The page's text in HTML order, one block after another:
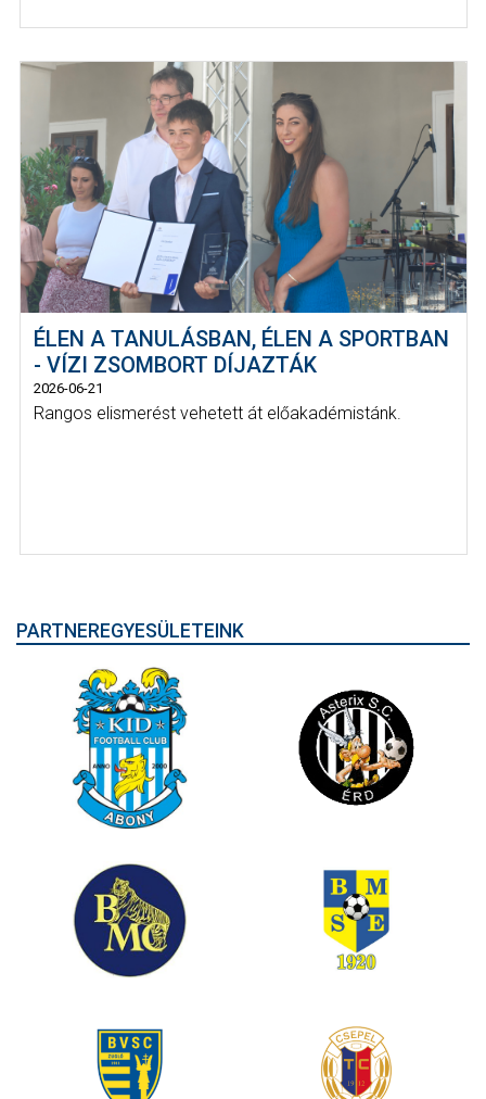
ÉLEN A TANULÁSBAN, ÉLEN A SPORTBAN
- VÍZI ZSOMBORT DÍJAZTÁK
2026-06-21
Rangos elismerést vehetett át előakadémistánk.
PARTNEREGYESÜLETEINK